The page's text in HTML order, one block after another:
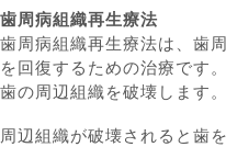
歯周病組織再生療法
歯周病組織再生療法は、歯
を回復するための治療です
歯の周辺組織を破壊します。
周辺組織が破壊されると歯